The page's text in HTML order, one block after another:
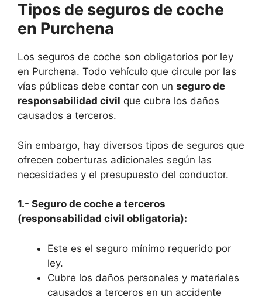
Tipos de seguros de coche
en Purchena
Los seguros de coche son obligatorios por ley
en Purchena. Todo vehículo que circule por las
vías públicas debe contar con un seguro de
responsabilidad civil que cubra los daños
causados a terceros.
Sin embargo, hay diversos tipos de seguros que
ofrecen coberturas adicionales según las
necesidades y el presupuesto del conductor.
1.- Seguro de coche a terceros
(responsabilidad civil obligatoria):
Este es el seguro mínimo requerido por
ley.
Cubre los daños personales y materiales
causados a terceros en un accidente